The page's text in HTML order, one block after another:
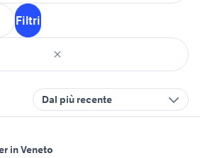
Filtri
Dal più recente
in Veneto